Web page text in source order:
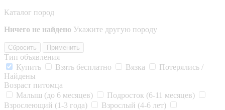
Каталог пород
Ничего не найдено Укажите другую породу
Сбросить Применить
Тип объявления
Купить
Взять бесплатно Вязка
Потерялись /
Найдены
Возраст питомца
Малыш (до 6 месяцев)
Подросток (6-11 месяцев)
Взрослеющий (1-3 года)
Взрослый (4-6 лет)